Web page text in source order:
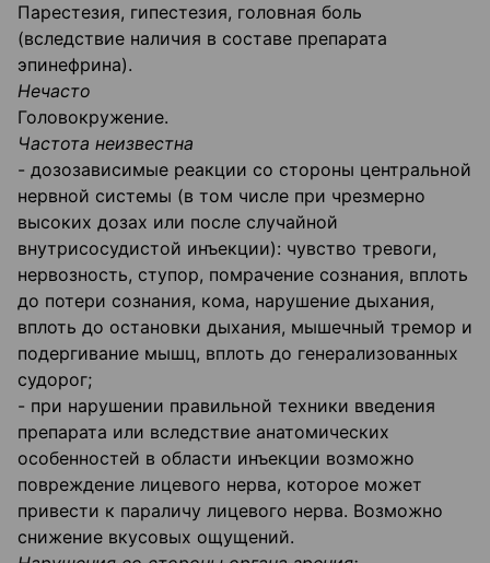
Парестезия, гипестезия, головная боль
(вследствие наличия в составе препарата
эпинефрина).
Нечасто
Головокружение.
Частота неизвестна
- дозозависимые реакции со стороны центральной
нервной системы (в том числе при чрезмерно
высоких дозах или после случайной
внутрисосудистой инъекции): чувство тревоги,
нервозность, ступор, помрачение сознания, вплоть
до потери сознания, кома, нарушение дыхания,
вплоть до остановки дыхания, мышечный тремор и
подергивание мышц, вплоть до генерализованных
судорог;
- при нарушении правильной техники введения
препарата или вследствие анатомических
особенностей в области инъекции возможно
повреждение лицевого нерва, которое может
привести к параличу лицевого нерва. Возможно
снижение вкусовых ощущений.